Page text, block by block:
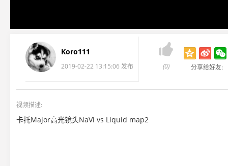
Koro111
2019-02-22 13:15:06 发布

(0) 分享给好友:
视频描述:
卡托Major高光镜头NaVi vs Liquid map2